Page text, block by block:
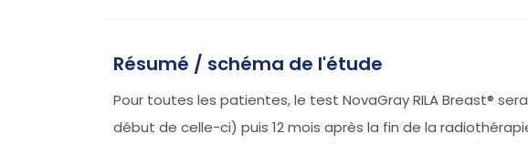
Résumé / schéma de l'étude
Pour toutes les patientes, le test NovaGray RILA Breast®
début de celle-ci) puis 12 mois après la fin de la